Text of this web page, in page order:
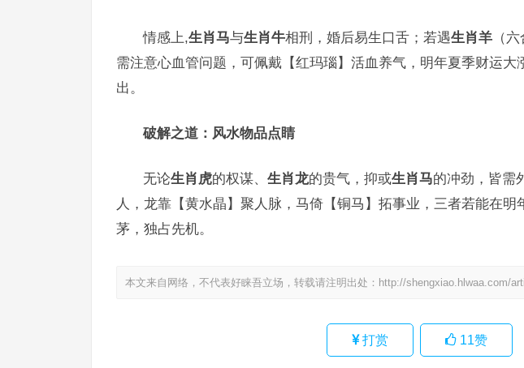
情感上,生肖马与生肖牛相刑，婚后易生口舌；若遇生肖羊 （
需注意心血管问题，可佩戴【红玛瑙】活血养气，明年夏季财运大
出。
破解之道：风水物品点睛
无论生肖虎的权谋、 生肖龙的贵气，抑或生肖马的冲劲，皆需
人，龙靠【黄水晶】聚人脉，马倚【铜马】拓事业，三者若能在
茅，独占先机。
本文来自网络，不代表好睐吾立场，转载请注明出处： http://shengxiao.hlwaa.com/
打赏 11赞